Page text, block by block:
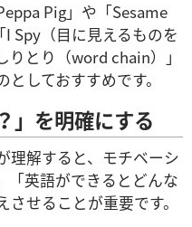
Pig」や「Sesame
Spy（目に見えるものを
りとり（word chain）」
しておすすめです。
」を明確にする
理解すると、モチベーシ
「英語ができるとどんな
せることが重要です。